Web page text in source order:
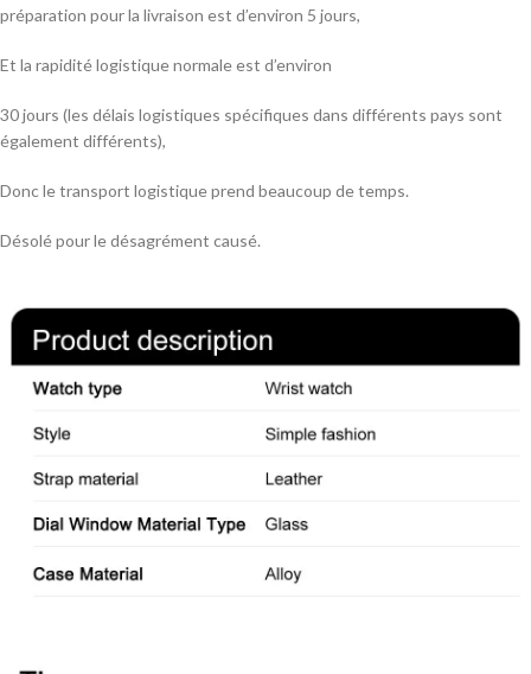
préparation pour la livraison est d’environ 5 jours,
Et la rapidité logistique normale est d’environ
30 jours (les délais logistiques spécifiques dans différents pays sont
également différents),
Donc le transport logistique prend beaucoup de temps.
Désolé pour le désagrément causé.